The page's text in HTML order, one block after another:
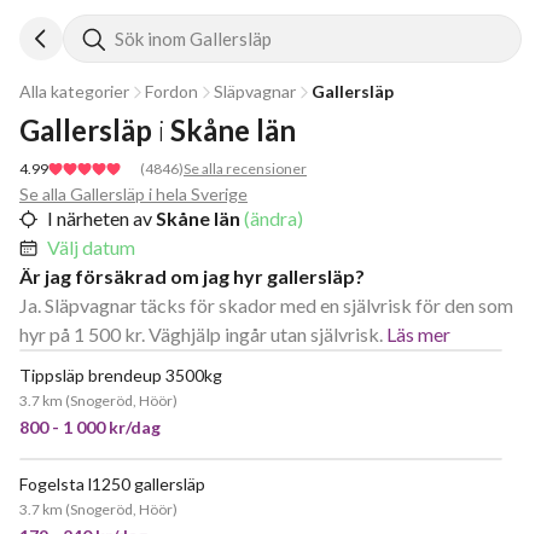
Sök inom Gallersläp
Alla kategorier Fordon Släpvagnar Gallersläp
4.99 (4846)Se alla recensioner
Gallersläp i Skåne län
Se alla Gallersläp i hela Sverige
I närheten avSkåne län (ändra)
Välj datum
Är jag försäkrad om jag hyr gallersläp?
Ja. Släpvagnar täcks för skador med en självrisk för den som
hyr på 1 500 kr. Väghjälp ingår utan självrisk. Läs mer
Tippsläp brendeup 3500kg
3.7 km (Snogeröd, Höör)
800 - 1 000 kr/dag
Fogelsta l1250 gallersläp
3.7 km (Snogeröd, Höör)